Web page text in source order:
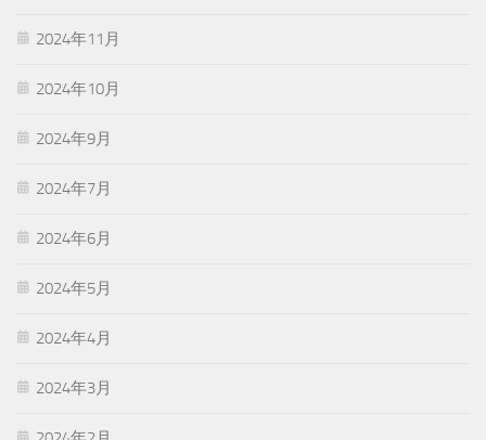
2024年11月
2024年10月
2024年9月
2024年7月
2024年6月
2024年5月
2024年4月
2024年3月